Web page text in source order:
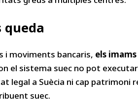
queda
i moviments bancaris, els
el sistema suec no pot
legal a Suècia ni cap
suec.